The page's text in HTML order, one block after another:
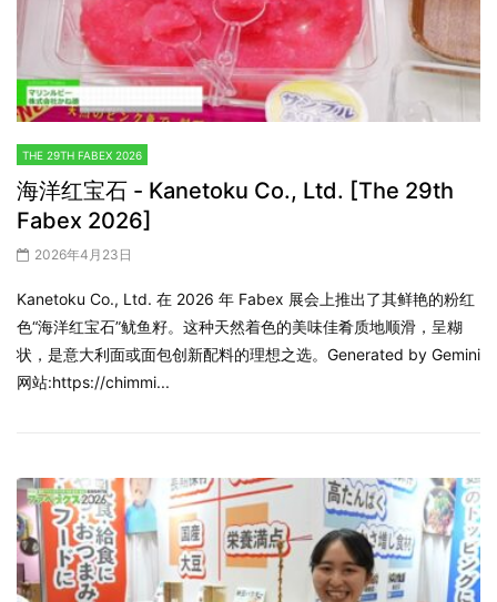
THE 29TH FABEX 2026
海洋红宝石 - Kanetoku Co., Ltd. [The 29th
Fabex 2026]
2026年4月23日
Kanetoku Co., Ltd. 在 2026 年 Fabex 展会上推出了其鲜艳的粉红
色“海洋红宝石”鱿鱼籽。这种天然着色的美味佳肴质地顺滑，呈糊
状，是意大利面或面包创新配料的理想之选。Generated by Gemini
网站:https://chimmi...